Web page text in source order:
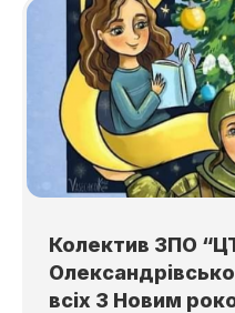
Колектив ЗПО
всіх З Новим